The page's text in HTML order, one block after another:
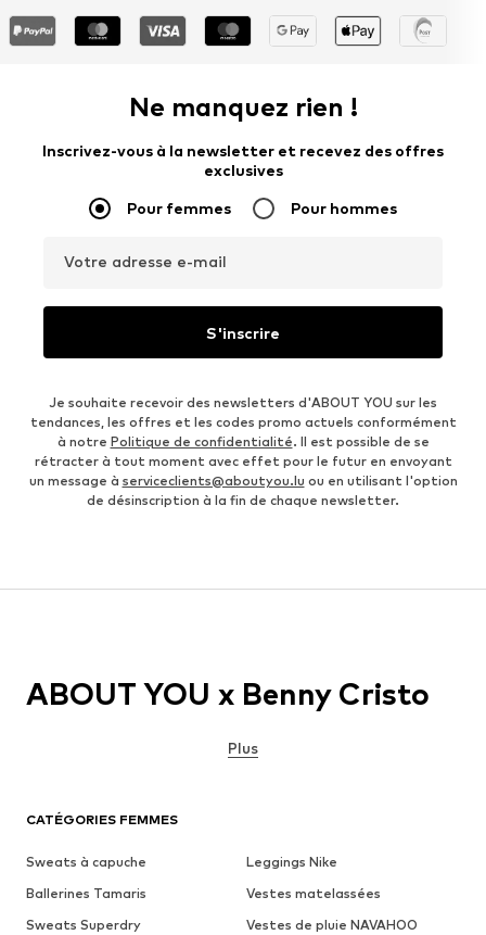
Ne manquez rien !
Inscrivez-vous à la newsletter et recevez des offres
exclusives
Pour femmes Pour hommes
Votre adresse e-mail
S'inscrire
Je souhaite recevoir des newsletters d'ABOUT YOU sur les
tendances, les offres et les codes promo actuels conformément
à notre Politique de confidentialité. Il est possible de se
rétracter à tout moment avec effet pour le futur en envoyant
un message à serviceclients@aboutyou.lu ou en utilisant l'option
de désinscription à la fin de chaque newsletter.
CATÉGORIES FEMMES
Sweats à capuche
Leggings Nike
Ballerines Tamaris
Vestes matelassées
Sweats Superdry
Vestes de pluie NAVAHOO
ABOUT YOU x Benny Cristo
Plus